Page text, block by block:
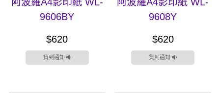
9606BY
$620
貨到通知
9608Y
$620
貨到通知